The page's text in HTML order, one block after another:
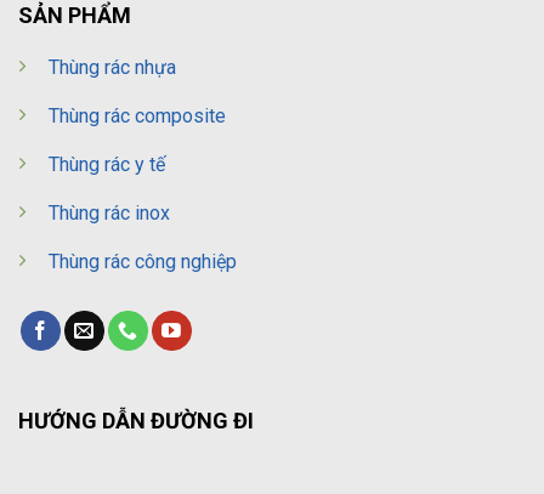
SẢN PHẨM
Thùng rác nhựa
Thùng rác composite
Thùng rác y tế
Thùng rác inox
Thùng rác công nghiệp
HƯỚNG DẪN ĐƯỜNG ĐI